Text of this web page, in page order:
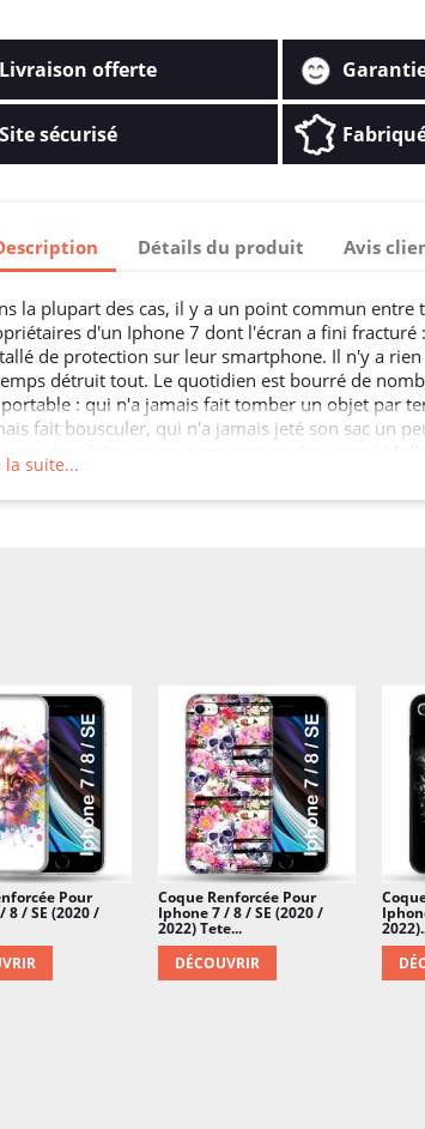
Livraison offerte
Site sécurisé
Détails du produit Avis
la plupart des cas, il y a un point commun entre
d'un Iphone 7 dont l'écran a fini fracturé
de protection sur leur smartphone. Il n'y a
détruit tout. Le quotidien est bourré de
: qui n'a jamais fait tomber un objet par
fait bousculer, qui n'a jamais jeté son sac un
d'un téléphone n'est pas toujours
Les touches de votre appareil peuvent se
la suite...
Pour
8 / SE (2020 /
Coque Renforcée Pour
Iphone 7 / 8 / SE (2020 /
2022) Tete...
DÉCOUVRIR